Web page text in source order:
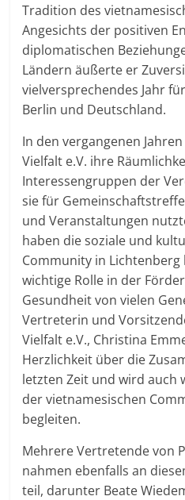
Tradition des
Angesichts der positiven
diplomatischen
Ländern äußerte er
vielversprechendes Jahr
Berlin und Deutschland.
In den vergangenen
Vielfalt e.V. ihre
Interessengruppen der
sie für
und Veranstaltungen
haben die soziale und
Community in
wichtige Rolle in der
Gesundheit von vielen
Vertreterin und
Vielfalt e.V., Christina
Herzlichkeit über die
letzten Zeit und wird auch
der vietnamesischen
begleiten.
Mehrere Vertretende von
nahmen ebenfalls an
teil, darunter Beate